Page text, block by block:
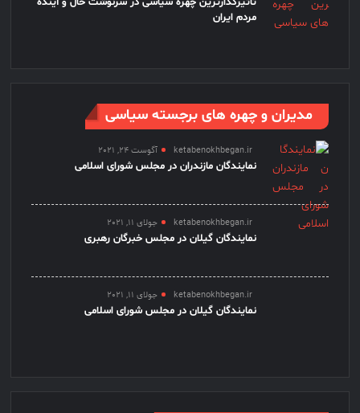
مردم ایران
مدیران و چهره های برجسته سیاسی
ketabenokhbegan.ir آگوست 24, 2021
نمایندگان مازندران در مجلس شورای اسلامی
ketabenokhbegan.ir جولای 11, 2021
نمایندگان گیلان در مجلس خبرگان رهبری
ketabenokhbegan.ir جولای 11, 2021
نمایندگان گیلان در مجلس شورای اسلامی